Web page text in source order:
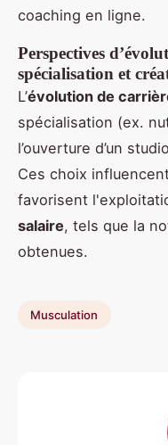
coaching en ligne.
Perspectives
spécialisation et
L’évolution de
spécialisation (ex.
l’ouverture d’un
Ces choix
favorisent
salaire, tels que la
obtenues.
Musculation